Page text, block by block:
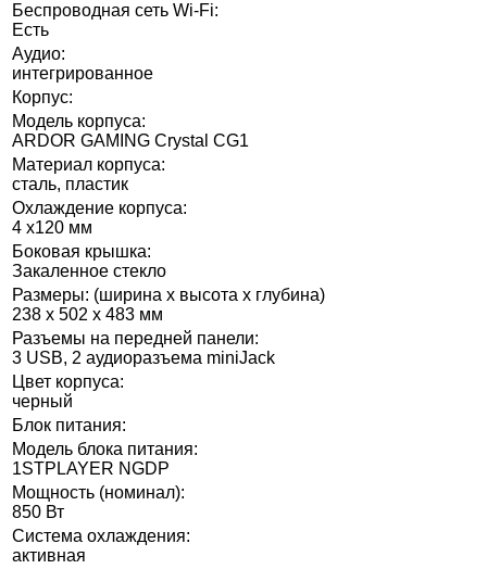
Беспроводная сеть Wi-Fi:
Есть
Аудио:
интегрированное
Корпус:
Модель корпуса:
ARDOR GAMING Crystal CG1
Материал корпуса:
сталь, пластик
Охлаждение корпуса:
4 х120 мм
Боковая крышка:
Закаленное стекло
Размеры: (ширина x высота x глубина)
238 x 502 x 483 мм
Разъемы на передней панели:
3 USB, 2 аудиоразъема miniJack
Цвет корпуса:
черный
Блок питания:
Модель блока питания:
1STPLAYER NGDP
Мощность (номинал):
850 Вт
Система охлаждения:
активная